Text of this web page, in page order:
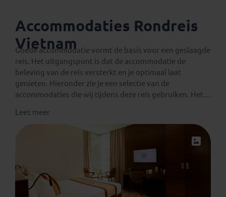
Accommodaties Rondreis
Vietnam
Goede accommodatie vormt de basis voor een geslaagde
reis. Het uitgangspunt is dat de accommodatie de
beleving van de reis versterkt en je optimaal laat
genieten. Hieronder zie je een selectie van de
accommodaties die wij tijdens deze reis gebruiken. Het
verwachten. De genoemde accommodaties zijn
onder voorbehoud van wijzigingen en
. Je verblijft in onderstaande of
vergelijkbare accommodaties. De afbeeldingen zijn met
zorg uitgezocht maar kunnen verschillen van de
werkelijkheid.
Lees meer